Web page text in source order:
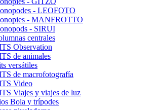
- LEOFOTO
- MANFROTTO
- SIRUI
centrales
Observation
de animales
versátiles
de macrofotografía
Video
Viajes y viajes de luz
Bola y trípodes